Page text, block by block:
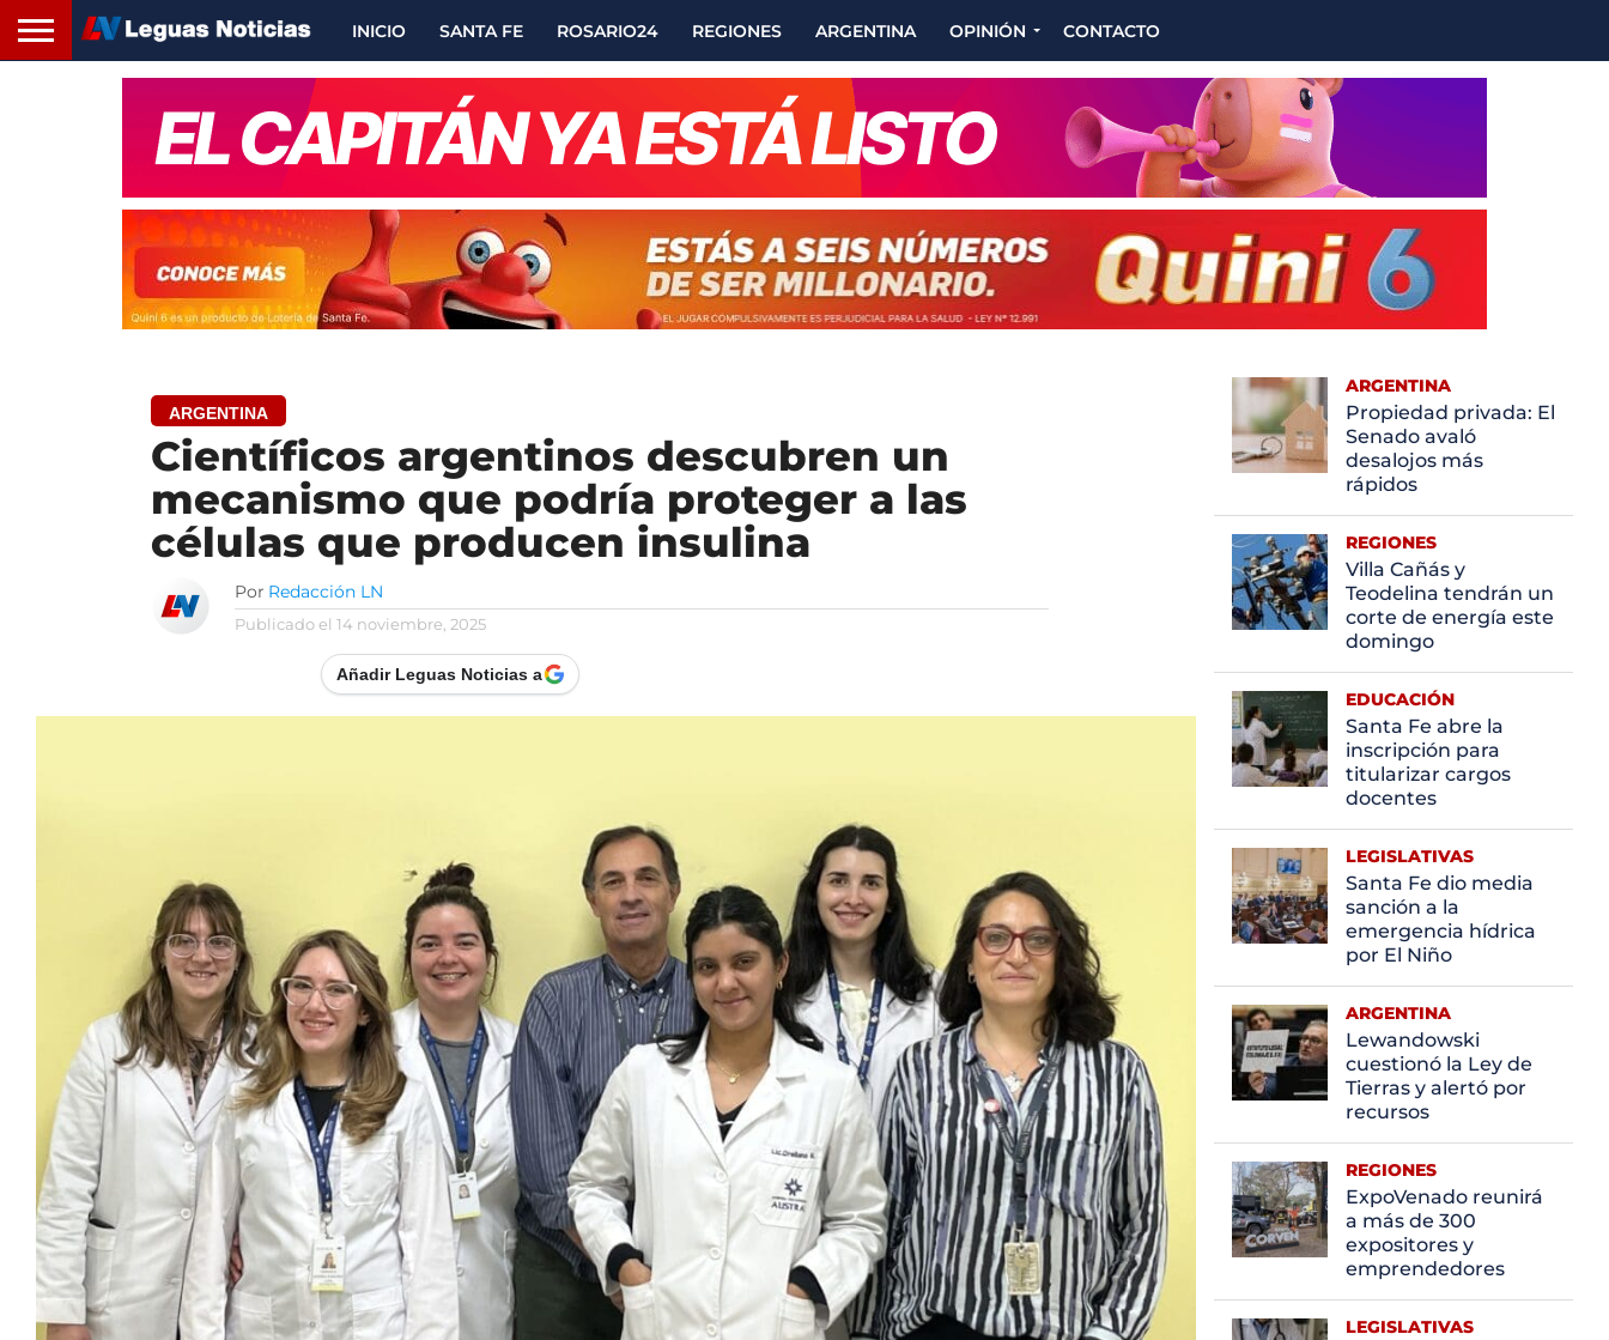
INICIO SANTA FE ROSARIO24 REGIONES ARGENTINA OPINIÓN CONTACTO
ARGENTINA
Científicos argentinos descubren un
mecanismo que podría proteger a las
células que producen insulina
Por Redacción LN
Publicado el 14 noviembre, 2025
Añadir Leguas Noticias a
ARGENTINA
Propiedad privada: El
Senado avaló
desalojos más
rápidos
REGIONES
Villa Cañás y
Teodelina tendrán un
corte de energía este
domingo
EDUCACIÓN
Santa Fe abre la
inscripción para
titularizar cargos
docentes
LEGISLATIVAS
Santa Fe dio media
sanción a la
emergencia hídrica
por El Niño
ARGENTINA
Lewandowski
cuestionó la Ley de
Tierras y alertó por
recursos
REGIONES
ExpoVenado reunirá
a más de 300
expositores y
emprendedores
LEGISLATIVAS